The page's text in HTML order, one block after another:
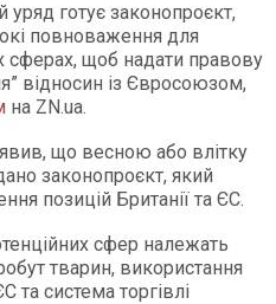
уряд готує законопроєкт,
повноваження для
сферах, щоб надати правову
відносин із Євросоюзом,
на ZN.ua.
що весною або влітку
законопроєкт, який
позицій Британії та ЄС.
сфер належать
тварин, використання
та система торгівлі